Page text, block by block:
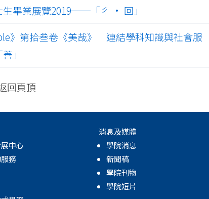
生畢業展覽2019──「彳 · 回」
》第拾叁卷《美哉》 連結學科知識與社會服
」
回頁頂
中心
務
消息及媒體
學院消息
新聞稿
學院刊物
學院短片